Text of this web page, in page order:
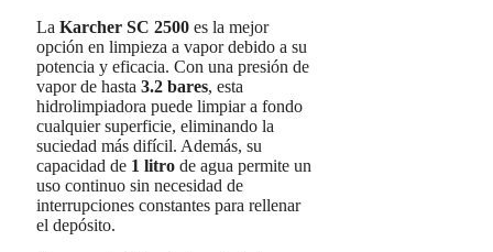
La Karcher SC 2500 es la mejor
opción en limpieza a vapor debido a su
potencia y eficacia. Con una presión de
vapor de hasta 3.2 bares, esta
hidrolimpiadora puede limpiar a fondo
cualquier superficie, eliminando la
suciedad más difícil. Además, su
capacidad de 1 litro de agua permite un
uso continuo sin necesidad de
interrupciones constantes para rellenar
el depósito.